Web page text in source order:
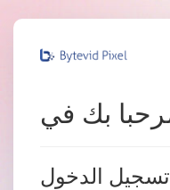
تسجيل الدخول